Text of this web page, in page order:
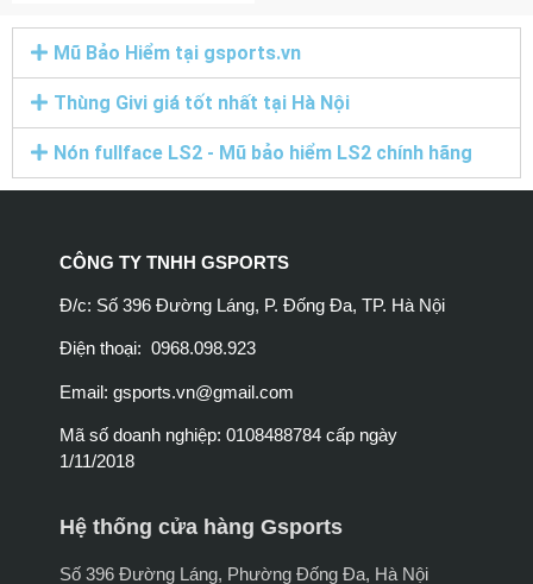
Mũ Bảo Hiểm tại gsports.vn
Thùng Givi giá tốt nhất tại Hà Nội
Nón fullface LS2 - Mũ bảo hiểm LS2 chính hãng
CÔNG TY TNHH GSPORTS
Đ/c: Số 396 Đường Láng, P. Đống Đa, TP. Hà Nội
Điện thoại: 0968.098.923
Email: gsports.vn@gmail.com
Mã số doanh nghiệp: 0108488784 cấp ngày
1/11/2018
Hệ thống cửa hàng Gsports
Số 396 Đường Láng, Phường Đống Đa, Hà Nội